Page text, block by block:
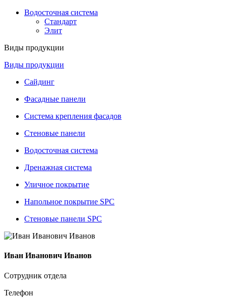
Водосточная система
Стандарт
Элит
Виды продукции
Виды продукции
Сайдинг
Фасадные панели
Система крепления фасадов
Стеновые панели
Водосточная система
Дренажная система
Уличное покрытие
Напольное покрытие SPC
Стеновые панели SPC
Иван Иванович Иванов
Сотрудник отдела
Телефон